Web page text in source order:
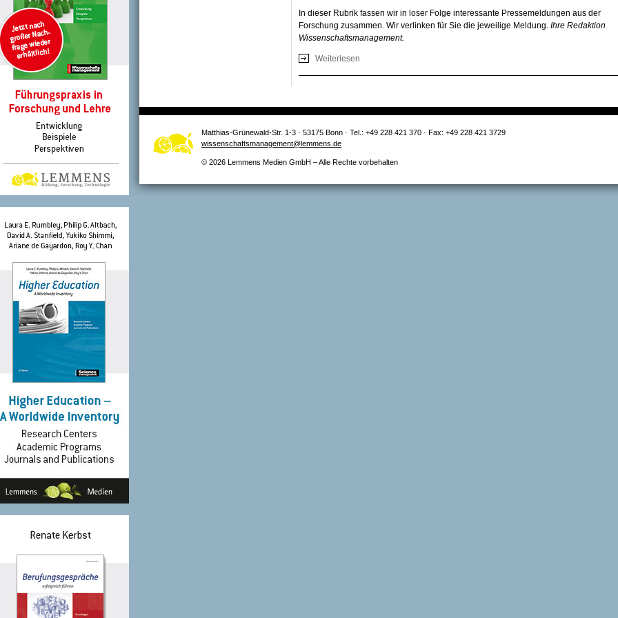
In dieser Rubrik fassen wir in loser Folge interessante Pressemeldungen aus der
Forschung zusammen. Wir verlinken für Sie die jeweilige Meldung. Ihre Redaktion
Wissenschaftsmanagement.
Weiterlesen
Matthias-Grünewald-Str. 1-3 · 53175 Bonn · Tel.: +49 228 421 370 · Fax: +49 228 421 3729
wissenschaftsmanagement@lemmens.de
© 2026 Lemmens Medien GmbH – Alle Rechte vorbehalten